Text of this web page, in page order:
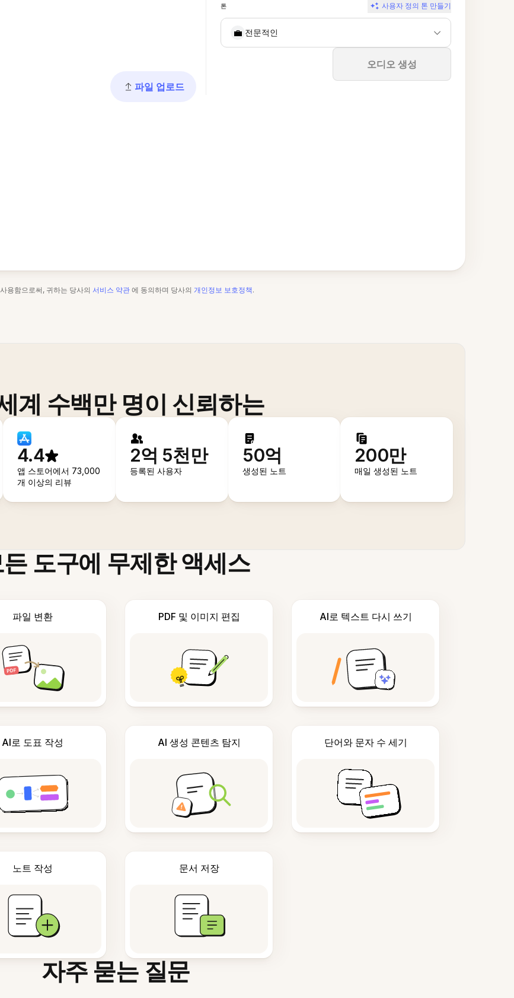
파일 업로드
톤 사용자 정의 톤 만들기
💼 전문적인
오디오 생성
중지
용함으로써, 귀하는 당사의 서비스 약관 에 동의하며 당사의 개인정보 보호정책.
계 수백만 명이 신뢰하는
4.4
앱 스토어에서 73,000
개 이상의 리뷰
2억 5천만
등록된 사용자
50억
생성된 노트
200만
매일 생성된 노트
도구에 무제한 액세스
파일 변환 PDF 및 이미지 편집 AI로 텍스트 다시 쓰기
AI로 도표 작성 AI 생성 콘텐츠 탐지 단어와 문자 수 세기
노트 작성 문서 저장
자주 묻는 질문